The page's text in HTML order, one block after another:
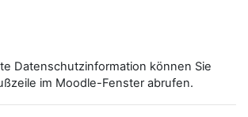
Datenschutzinformation können Sie
im Moodle-Fenster abrufen.